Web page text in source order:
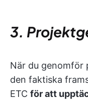
3.
När du genomför
den faktiska
ETC för att